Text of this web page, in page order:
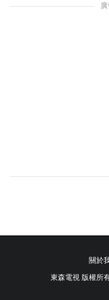
關於
東森電視 版權所